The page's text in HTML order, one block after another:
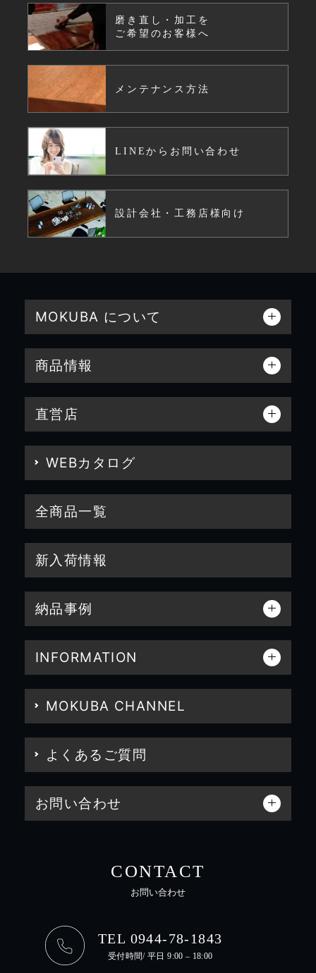
磨き直し・加工を
ご希望のお客様へ
メンテナンス方法
LINEからお問い合わせ
設計会社・工務店様向け
MOKUBA について
商品情報
直営店
WEBカタログ
全商品一覧
新入荷情報
納品事例
INFORMATION
MOKUBA CHANNEL
よくあるご質問
お問い合わせ
CONTACT
お問い合わせ
TEL 0944-78-1843
受付時間/ 平日 9:00 – 18:00